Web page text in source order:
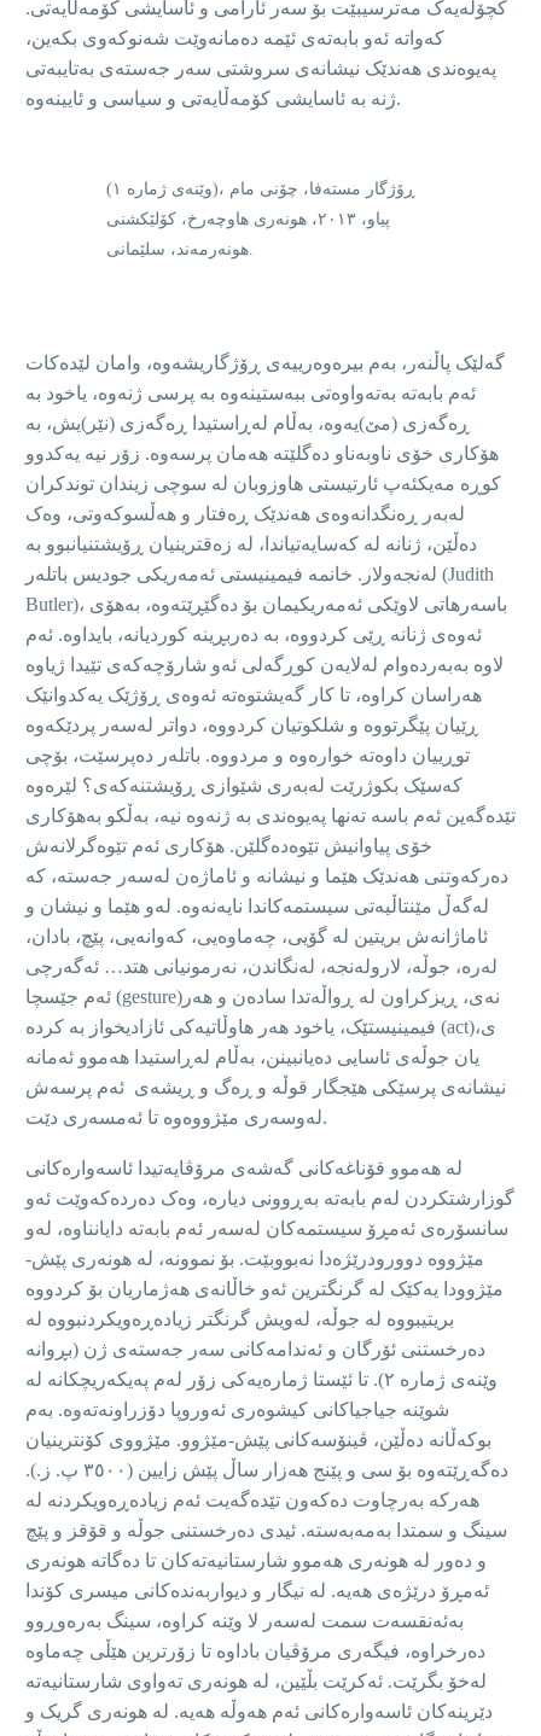
کچۆڵەیەک مەترسیبێت بۆ سەر ئارامی و ئاسایشی کۆمەڵایەتی.
کەواتە ئەو بابەتەی ئێمە دەمانەوێت شەنوکەوی بکەین،
پەیوەندی هەندێک نیشانەی سروشتی سەر جەستەی بەتایبەتی
ژنە بە ئاسایشی کۆمەڵایەتی و سیاسی و ئایینەوە.
(وێنەی ژمارە ١)، ڕۆژگار مستەفا، چۆنی مام
پیاو، ٢٠١٣، هونەری هاوچەرخ، کۆلێکشنی
گەلێک پاڵنەر، بەم بیرەوەرییەی ڕۆژگاریشەوە، وامان لێدەکات
ئەم بابەتە بەتەواوەتی ببەستینەوە بە پرسی ژنەوە، یاخود بە
ڕەگەزی (مێ)یەوە، بەڵام لەڕاستیدا ڕەگەزی (نێر)یش، بە
هۆکاری خۆی ناوبەناو دەگلێتە هەمان پرسەوە. زۆر نیە یەکدوو
کوڕە مەیکئەپ ئارتیستی هاوزوبان لە سوچی زیندان توندکران
لەبەر ڕەنگدانەوەی هەندێک ڕەفتار و هەڵسوکەوتی، وەک
دەڵێن، ژنانە لە کەسایەتیاندا، لە زەقترینیان ڕۆیشتنیانبوو بە
لەنجەولار. خانمە فیمینیستی ئەمەریکی جودیس باتلەر (Judith
Butler)، باسەرهاتی لاوێکی ئەمەریکیمان بۆ دەگێڕێتەوە، بەهۆی
ئەوەی ژنانە ڕێی کردووە، بە دەربڕینە کوردیانە، بایداوە. ئەم
لاوە بەبەردەوام لەلایەن کوڕگەلی ئەو شارۆچەکەی تێیدا ژیاوە
هەراسان کراوە، تا کار گەیشتوەتە ئەوەی ڕۆژێک یەکدوانێک
ڕێیان پێگرتووە و شلکوتیان کردووە، دواتر لەسەر پردێکەوە
توڕییان داوەتە خوارەوە و مردووە. باتلەر دەپرسێت، بۆچی
کەسێک بکوژرێت لەبەری شێوازی ڕۆیشتنەکەی؟ لێرەوە
تێدەگەین ئەم باسە تەنها پەیوەندی بە ژنەوە نیە، بەڵکو بەهۆکاری
خۆی پیاوانیش تێوەدەگلێن. هۆکاری ئەم تێوەگرلانەش
دەرکەوتنی هەندێک هێما و نیشانە و ئاماژەن لەسەر جەستە، کە
لەگەڵ مێنتاڵیەتی سیستمەکاندا نایەنەوە. لەو هێما و نیشان و
ئاماژانەش بریتین لە گۆیی، چەماوەیی، کەوانەیی، پێچ، بادان،
لەرە، جوڵە، لارولەنجە، لەنگاندن، نەرمونیانی هتد… ئەگەرچی
ئەم جێسچا (gesture)نەی، ڕیزکراون لە ڕواڵەتدا سادەن و هەر
فیمینیستێک، یاخود هەر هاوڵاتیەکی ئازادیخواز بە کردە (act)ی،
یان جوڵەی ئاسایی دەیانبینن، بەڵام لەڕاستیدا هەموو ئەمانە
نیشانەی پرسێکی هێجگار قوڵە و ڕەگ و ڕیشەی ئەم پرسەش
لەوسەری مێژووەوە تا ئەمسەری دێت.
لە هەموو قۆناغەکانی گەشەی مرۆڤایەتیدا ئاسەوارەکانی
گوزارشتکردن لەم بابەتە بەڕوونی دیارە، وەک دەردەکەوێت ئەو
سانسۆرەی ئەمڕۆ سیستمەکان لەسەر ئەم بابەتە دایانناوە، لەو
مێژووە دوورودرێژەدا نەبووبێت. بۆ نموونە، لە هونەری پێش-
مێژوودا یەکێک لە گرنگترین ئەو خاڵانەی هەژماریان بۆ کردووە
بریتیبووە لە جوڵە، لەویش گرنگتر زیادەڕەویکردنبووە لە
دەرخستنی ئۆرگان و ئەندامەکانی سەر جەستەی ژن (بڕوانە
وێنەی ژمارە ٢). تا ئێستا ژمارەیەکی زۆر لەم پەیکەریچکانە لە
شوێنە جیاجیاکانی کیشوەری ئەوروپا دۆزراونەتەوە. بەم
بوكەڵانە دەڵێن، ڤینۆسەکانی پێش-مێژوو. مێژووی کۆنترینیان
دەگەڕێتەوە بۆ سی و پێنج هەزار ساڵ پێش زایین (٣٥٠٠ پ. ز.).
هەرکە بەرچاوت دەکەون تێدەگەیت ئەم زیادەڕەویکردنە لە
سینگ و سمتدا بەمەبەستە. ئیدی دەرخستنی جوڵە و قۆقز و پێچ
و دەور لە هونەری هەموو شارستانیەتەکان تا دەگاتە هونەری
ئەمڕۆ درێژەی هەیە. لە نیگار و دیواربەندەکانی میسری کۆندا
بەئەنقسەت سمت لەسەر لا وێنە کراوە، سینگ بەرەوڕوو
دەرخراوە، فیگەری مرۆڤیان باداوە تا زۆرترین هێڵی چەماوە
لەخۆ بگرێت. ئەکرێت بڵێین، لە هونەری تەواوی شارستانیەتە
دێرینەکان ئاسەوارەکانی ئەم هەوڵە هەیە. لە هونەری گریک و